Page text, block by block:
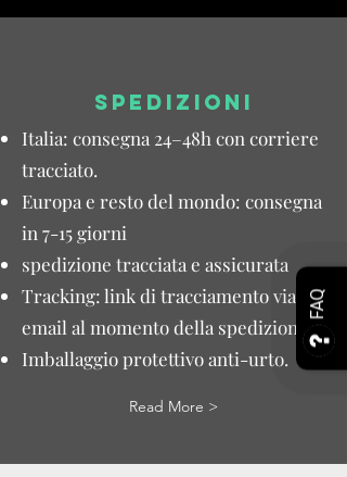
FAQ
SPEDIZIONI
Italia: consegna 24–48h con corriere
tracciato.
Europa e resto del mondo: consegna
in 7-15 giorni
spedizione tracciata e assicurata
Tracking: link di tracciamento via
email al momento della spedizione.
Imballaggio protettivo anti-urto.
Read More >